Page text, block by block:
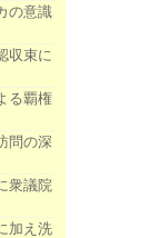
の意識
収束に
る覇権
問の深
衆議院
加え洗